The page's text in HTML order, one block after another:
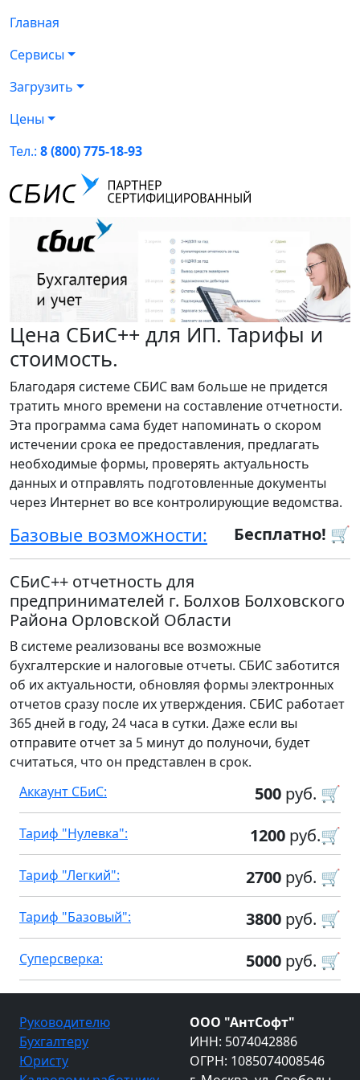
Главная
Сервисы
Загрузить
Цены
Тел.: 8 (800) 775-18-93
Цена СБиС++ для ИП. Тарифы и
стоимость.
Благодаря системе СБИС вам больше не придется
тратить много времени на составление отчетности.
Эта программа сама будет напоминать о скором
истечении срока ее предоставления, предлагать
необходимые формы, проверять актуальность
данных и отправлять подготовленные документы
через Интернет во все контролирующие ведомства.
Бесплатно! 🛒
Базовые возможности:
СБиС++ отчетность для
предпринимателей г. Болхов Болховского
Района Орловской Области
В системе реализованы все возможные
бухгалтерские и налоговые отчеты. СБИС заботится
об их актуальности, обновляя формы электронных
отчетов сразу после их утверждения. СБИС работает
365 дней в году, 24 часа в сутки. Даже если вы
отправите отчет за 5 минут до полуночи, будет
считаться, что он представлен в срок.
500 руб. 🛒
Аккаунт СБиС:
1200 руб.🛒
Тариф "Нулевка":
2700 руб. 🛒
Тариф "Легкий":
3800 руб. 🛒
Тариф "Базовый":
5000 руб. 🛒
Суперсверка:
Руководителю
Бухгалтеру
Юристу
ООО "АнтСофт"
ИНН: 5074042886
ОГРН: 1085074008546